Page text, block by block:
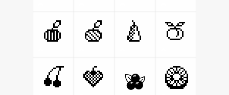
🍎
🍏 🍐
🍑
🍒
🍓 🫐 🥝